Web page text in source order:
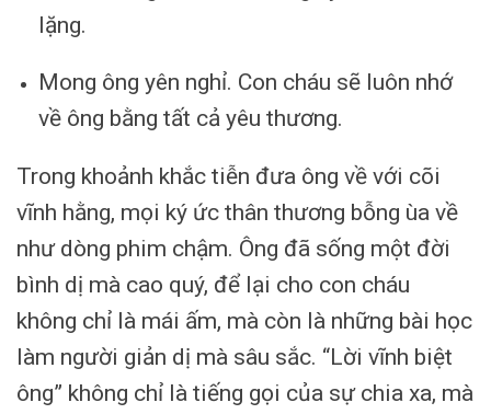
lặng.
Mong ông yên nghỉ. Con cháu sẽ luôn nhớ
về ông bằng tất cả yêu thương.
Trong khoảnh khắc tiễn đưa ông về với cõi
vĩnh hằng, mọi ký ức thân thương bỗng ùa về
như dòng phim chậm. Ông đã sống một đời
bình dị mà cao quý, để lại cho con cháu
không chỉ là mái ấm, mà còn là những bài học
làm người giản dị mà sâu sắc. “Lời vĩnh biệt
ông” không chỉ là tiếng gọi của sự chia xa, mà